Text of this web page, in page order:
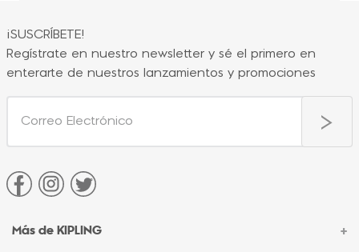
¡SUSCRÍBETE!
Regístrate en nuestro newsletter y sé el primero en
enterarte de nuestros lanzamientos y promociones
Más de KIPLING +